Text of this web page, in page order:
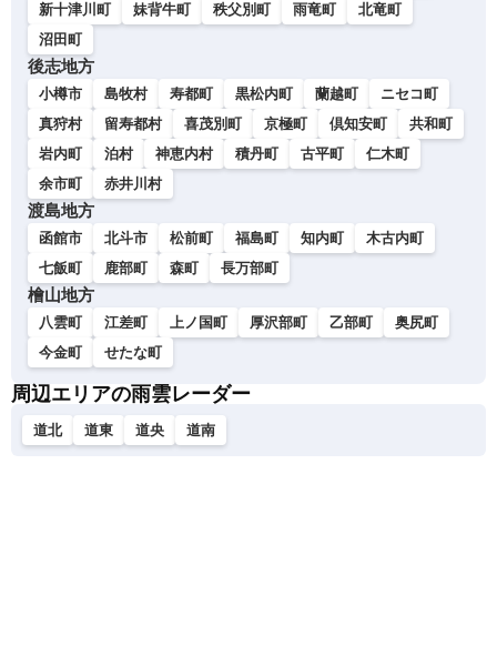
新十津川町
妹背牛町 秩父別町 雨竜町
北竜町
沼田町
後志地方
小樽市 島牧村 寿都町 黒松内町 蘭越町
ニセコ町
真狩村
留寿都村 喜茂別町 京極町 倶知安町
共和町
岩内町
泊村 神恵内村 積丹町 古平町
仁木町
余市町
赤井川村
渡島地方
函館市 北斗市 松前町 福島町 知内町
木古内町
七飯町
鹿部町 森町 長万部町
檜山地方
八雲町 江差町 上ノ国町 厚沢部町 乙部町
奥尻町
今金町
せたな町
周辺エリアの雨雲レーダー
道北 道東 道央 道南